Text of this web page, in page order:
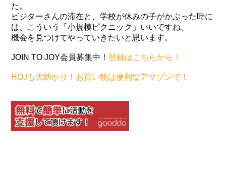
た。
ビジターさんの滞在と、学校が休みの子がかぶった時に
は、こういう「小規模ピクニック」いいですね。
機会を見つけてやっていきたいと思います。
JOIN TO JOY会員募集中！登録はこちらから！
HOJも大助かり！お買い物は便利なアマゾンで！